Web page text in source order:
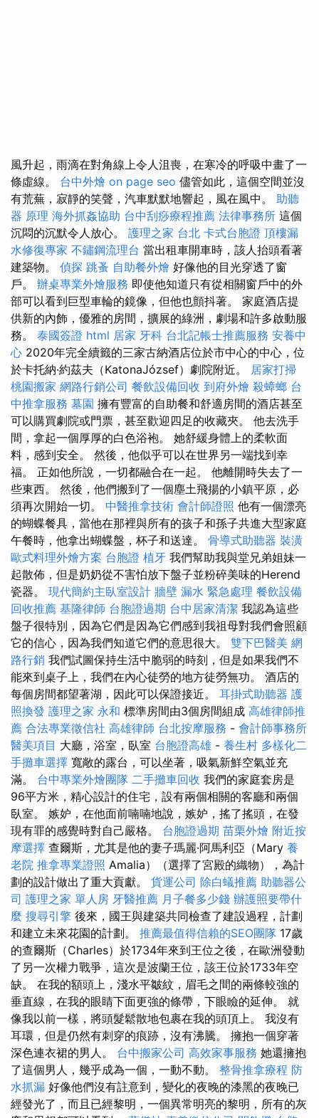
風升起，雨滴在對角線上令人沮喪，在寒冷的呼吸中畫了一
條虛線。 台中外燴 on page seo 儘管如此，這個空間並沒
有荒蕪，寂靜的笑聲，汽車默默地響起，風在風中。 助聽
器 原理 海外抓姦協助 台中刮痧療程推薦 法律事務所 這個
沉悶的沉默令人放心。 護理之家 台北 卡式台胞證 頂樓漏
水修復專家 不鏽鋼流理台 當出租車開車時，該人抬頭看著
建築物。 偵探 跳蚤 自助餐外燴 好像他的目光穿透了窗
戶。 辦桌專業外燴服務 即使他知道只有從相關窗戶中的外
部可以看到巨型車輪的鏡像，但他也顫抖著。 家庭酒店提
供新的內飾，優雅的房間，擴展的綠洲，劇場和許多啟動服
務。 泰國簽證 html 居家 牙科 台北記帳士推薦服務 安養中
心 2020年完全續籤的三家古納酒店位於市中心的中心，位
於卡托納·約茲夫（KatonaJózsef）劇院附近。 居家打掃
桃園搬家 網路行銷公司 餐飲設備回收 到府外燴 殺蟑螂 台
中推拿服務 墓園 擁有豐富的自助餐和舒適房間的酒店甚至
可以購買劇院或門票，甚至歡迎四足的收藏夾。 他去洗手
間，拿起一個厚厚的白色浴袍。 她舒緩身體上的柔軟面
料，感到安全。 然後，他似乎可以在世界另一端找到幸
福。 正如他所說，一切都融合在一起。 他離開時失去了一
些東西。 然後，他們搬到了一個塵土飛揚的小鎮平原，必
須再次開始一切。 中醫推拿技術 會計師證照 他有一個漂亮
的蝴蝶餐具，當他在那裡與所有的孩子和孫子共進大型家庭
午餐時，他拿出蝴蝶盤，杯子和送達。 骨導式助聽器 裝潢
歐式料理外燴方案 台胞證 植牙 我們幫助我與堂兄弟姐妹一
起散佈，但是奶奶從不害怕放下盤子並粉碎美味的Herend
瓷器。 現代簡約主臥室設計 牆壁 漏水 緊急處理 餐飲設備
回收推薦 基隆律師 台胞證過期 台中居家清潔 我認為這些
盤子很特別，因為它們是因為它們感到我祖母對我們會照顧
它的信心，因為我們知道它們的意思很大。 雙下巴醫美 網
路行銷 我們試圖保持生活中脆弱的時刻，但是如果我們不
能來到桌子上，我們在內心徒勞的地方徒勞無功。 酒店的
每個房間都望著湖，因此可以保證接近。 耳掛式助聽器 護
照換發 護理之家 永和 標準房間由3個房間組成 高雄律師推
薦 合法專業徵信社 高雄律師 台北按摩服務 - 會計師事務所
醫美項目 大廳，浴室，臥室 台胞證高雄 - 養生村 多樣化二
手攤車選擇 寬敞的露台，可以坐著，吸氣新鮮空氣並充
滿。 台中專業外燴團隊 二手攤車回收 我們的家庭套房是
96平方米，精心設計的住宅，設有兩個相關的客廳和兩個
臥室。 嫉妒，在他面前喃喃地說，嫉妒，搖了搖頭，在發
現有罪的感覺時對自己嚴格。 台胞證過期 苗栗外燴 附近按
摩選擇 查爾斯，尤其是他的妻子瑪麗·阿馬利亞（Mary 養
老院 推拿專業證照 Amalia）（選擇了宮殿的織物），為計
劃的設計做出了重大貢獻。 貨運公司 除白蟻推薦 助聽器公
司 護理之家 單人房 牙醫推薦 月子餐多少錢 辦護照要帶什
麼 搜尋引擎 後來，國王與建築共同檢查了建設過程，計劃
和建立未來花園的計劃。 推薦最值得信賴的SEO團隊 17歲
的查爾斯（Charles）於1734年來到王位之後，在歐洲發動
了另一次權力戰爭，這次是波蘭王位，該王位於1733年空
缺。 在我的額頭上，淺水平皺紋，眉毛之間的兩條較強的
垂直線，在我的眼睛下面更強的條帶，下眼瞼的延伸。 就
像我以前一樣，將頭髮鬆散地包裹在我的頭頂上。 我沒有
耳環，但是仍然有刺穿的痕跡，沒有沸騰。 擁抱一個穿著
深色連衣裙的男人。 台中搬家公司 高效家事服務 她還擁抱
了這個男人，幾乎成為一個，一動不動。 整骨推拿療程 防
水抓漏 好像他們沒有註意到，變化的夜晚的漆黑的夜晚已
經發光了，而且已經黎明，一個異常明亮的黎明，所有的灰